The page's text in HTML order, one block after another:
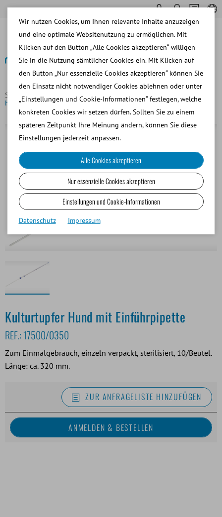
Startseite Besamung und Diagnostik
Kulturtupfer
Hund mit Einführpipette
Zurück
Kulturtupfer Hund mit Einführpipette
REF.: 17500/0350
Zum Einmalgebrauch, einzeln verpackt, sterilisiert, 10/Beutel.
Länge: ca. 320 mm.
ZUR ANFRAGELISTE HINZUFÜGEN
Wir nutzen Cookies, um Ihnen relevante Inhalte anzuzeigen
und eine optimale Websitenutzung zu ermöglichen. Mit
Klicken auf den Button „Alle Cookies akzeptieren“ willigen
Sie in die Nutzung sämtlicher Cookies ein. Mit Klicken auf
den Button „Nur essenzielle Cookies akzeptieren“ können Sie
den Einsatz nicht notwendiger Cookies ablehnen oder unter
„Einstellungen und Cookie-Informationen“ festlegen, welche
konkreten Cookies wir setzen dürfen. Sollten Sie zu einem
späteren Zeitpunkt Ihre Meinung ändern, können Sie diese
Einstellungen jederzeit anpassen.
Alle Cookies akzeptieren
Nur essenzielle Cookies akzeptieren
Einstellungen und Cookie-Informationen
Datenschutz Impressum